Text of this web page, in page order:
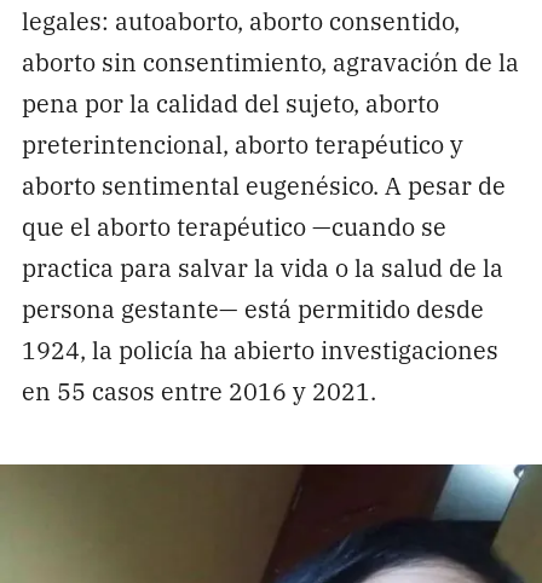
legales: autoaborto, aborto consentido,
aborto sin consentimiento, agravación de la
pena por la calidad del sujeto, aborto
preterintencional, aborto terapéutico y
aborto sentimental eugenésico. A pesar de
que el aborto terapéutico —cuando se
practica para salvar la vida o la salud de la
persona gestante— está permitido desde
1924, la policía ha abierto investigaciones
en 55 casos entre 2016 y 2021.